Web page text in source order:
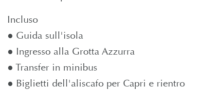
Incluso
● Guida sull'isola
● Ingresso alla Grotta Azzurra
● Transfer in minibus
● Biglietti dell'aliscafo per Capri e rientro